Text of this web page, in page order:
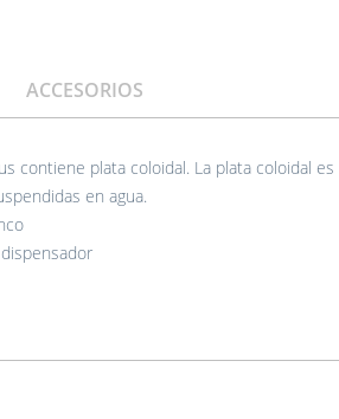
ACCESORIOS
contiene plata coloidal. La plata coloidal
en agua.